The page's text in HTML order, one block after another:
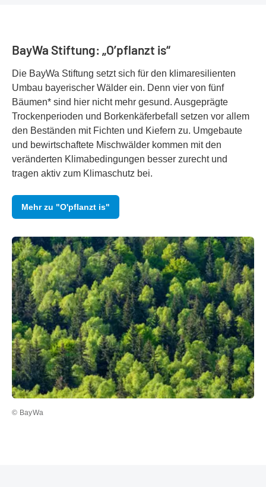
BayWa Stiftung: „O’pflanzt is“
Die BayWa Stiftung setzt sich für den klimaresilienten
Umbau bayerischer Wälder ein. Denn vier von fünf
Bäumen* sind hier nicht mehr gesund. Ausgeprägte
Trockenperioden und Borkenkäferbefall setzen vor allem
den Beständen mit Fichten und Kiefern zu. Umgebaute
und bewirtschaftete Mischwälder kommen mit den
veränderten Klimabedingungen besser zurecht und
tragen aktiv zum Klimaschutz bei.
Mehr zu "O'pflanzt is"
© BayWa